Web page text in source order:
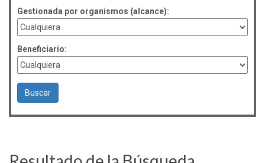
Gestionada por organismos (alcance):
Beneficiario: